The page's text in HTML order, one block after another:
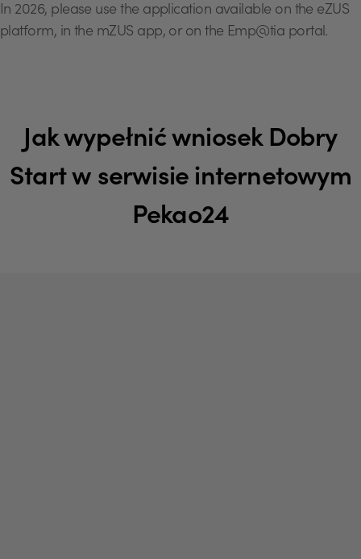
In 2026, please use the application available on the eZUS
platform, in the mZUS app, or on the Emp@tia portal.
Jak wypełnić wniosek Dobry
Start w serwisie internetowym
Pekao24